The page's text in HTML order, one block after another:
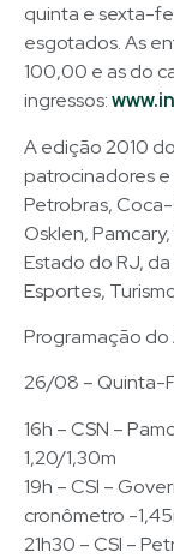
quinta e sexta-
esgotados. As
100,00 e as do
ingressos:
A edição 2010
patrocinadores e
Petrobras,
Osklen,
Estado do RJ,
Esportes,
Programação do
26/08 – Quinta-
16h – CSN –
1,20/1,30m
19h – CSI –
cronômetro -
21h30 – CSI –